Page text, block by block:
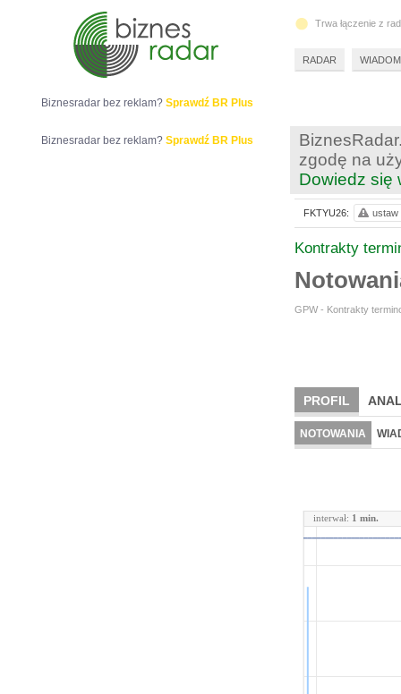
zgodę na
Dowiedz się
Kontrakty
GPW - Kontrakty
PROFIL
NOTOWANIA
interwał: 1 min.
FKTYU26: ustaw
Biznesradar bez reklam? Sprawdź BR Plus
Biznesradar bez reklam? Sprawdź BR Plus
Trwa łączenie z
RADAR